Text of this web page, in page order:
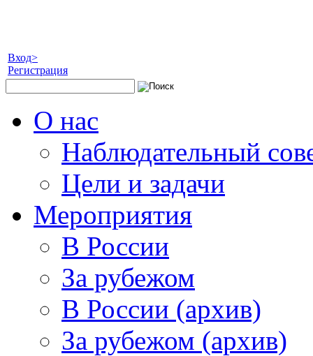
Вход>
Регистрация
О нас
Наблюдательный
Цели и задачи
Мероприятия
В России
За рубежом
В России (архив)
За рубежом (архив)